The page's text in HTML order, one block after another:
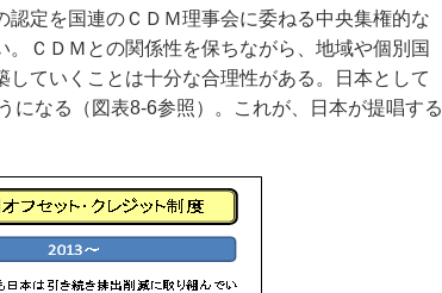
定を国連のＣＤＭ理事会に委ねる中央集権的な
ＣＤＭとの関係性を保ちながら、地域や個別国
ていくことは十分な合理性がある。日本として
になる（図表8-6参照）。これが、日本が提唱する